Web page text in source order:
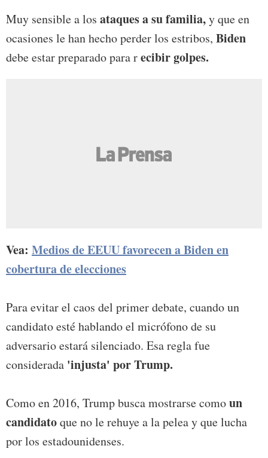
Muy sensible a los ataques a su familia,y que en
ocasiones le han hecho perder los estribos, Biden
debe estar preparado para recibir golpes.
Vea: Medios de EEUU favorecen a Biden en
cobertura de elecciones
Para evitar el caos del primer debate, cuando un
candidato esté hablando el micrófono de su
adversario estará silenciado. Esa regla fue
considerada 'injusta' por Trump.
Como en 2016, Trump busca mostrarse comoun
candidatoque no le rehuye a la pelea y que lucha
por los estadounidenses.